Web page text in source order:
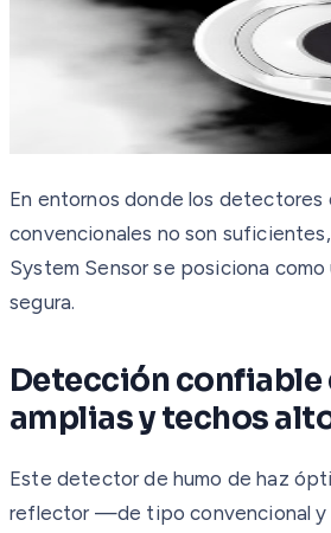
En entornos donde los detectores
convencionales no son
System Sensor se posiciona
segura.
Detección confiable
amplias y techos
Este detector de humo de haz
reflector —de tipo convencional y